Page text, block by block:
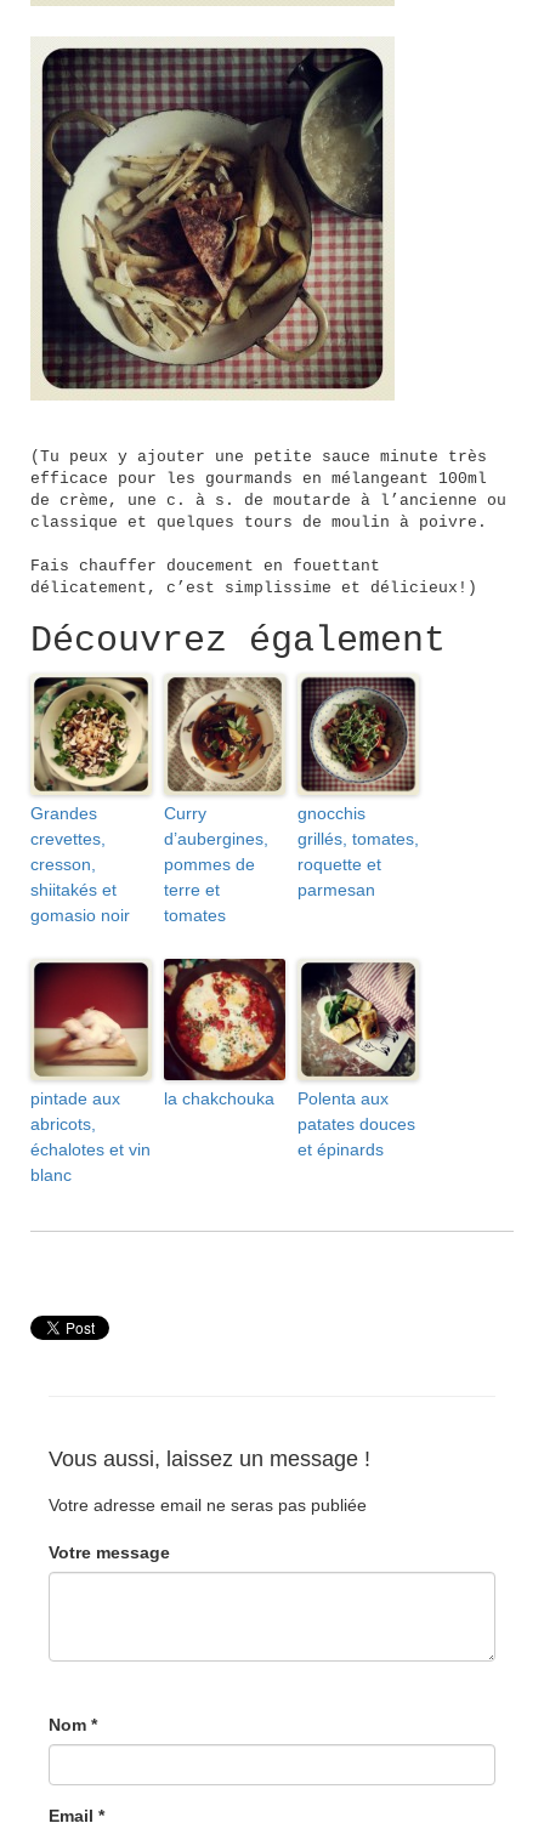
(Tu peux y ajouter une petite sauce minute très
efficace pour les gourmands en mélangeant 100ml
de crème, une c. à s. de moutarde à l’ancienne ou
classique et quelques tours de moulin à poivre.
Fais chauffer doucement en fouettant
délicatement, c’est simplissime et délicieux!)
Découvrez également
Grandes
crevettes,
cresson,
shiitakés et
gomasio noir
Curry
d’aubergines,
pommes de
terre et
tomates
gnocchis
grillés, tomates,
roquette et
parmesan
pintade aux
abricots,
échalotes et vin
blanc
la chakchouka
Polenta aux
patates douces
et épinards
Vous aussi, laissez un message !
Votre adresse email ne seras pas publiée
Votre message
Nom *
Email *